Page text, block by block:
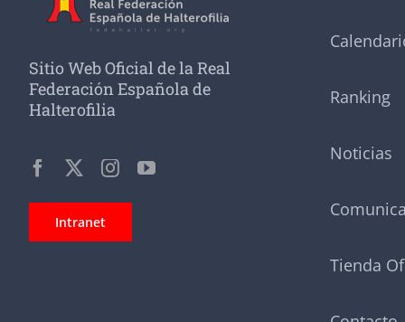
Sitio Web Oficial de la Real
Federación Española de
Halterofilia
Intranet
Ranking
Noticias
Tienda